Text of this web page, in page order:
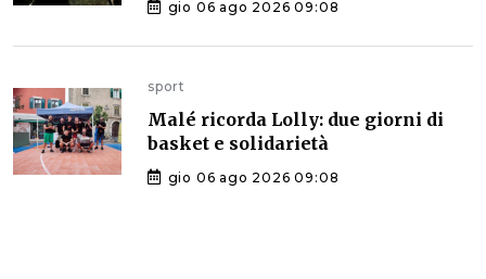
gio 06 ago 2026 09:08
sport
Malé ricorda Lolly: due giorni di
basket e solidarietà
gio 06 ago 2026 09:08